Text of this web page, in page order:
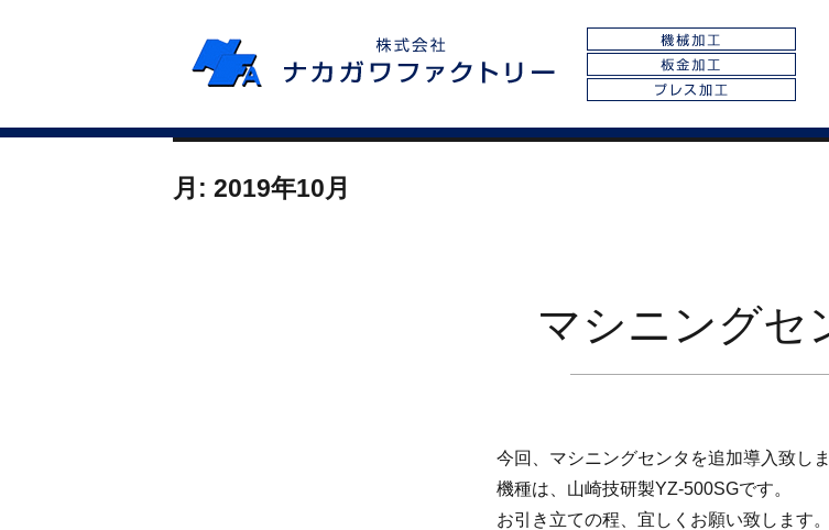
月: 2019年10月
マシニングセ
今回、マシニングセンタを追加導入致しま
機種は、山崎技研製YZ-500SGです。
お引き立ての程、宜しくお願い致します。